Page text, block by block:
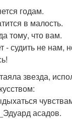
годам.
в малость.
тому, что вам.
- судить не нам,
звезда,
асадов.